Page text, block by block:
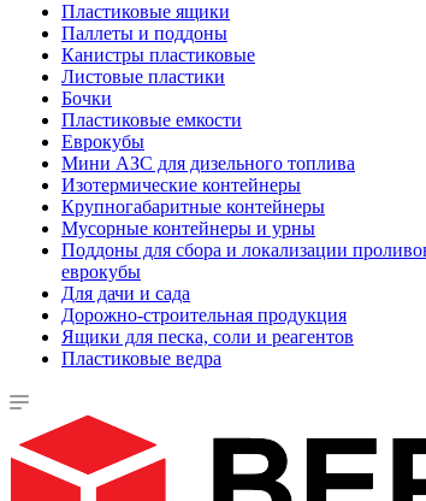
Пластиковые ящики
Паллеты и поддоны
Канистры пластиковые
Листовые пластики
Бочки
Пластиковые емкости
Еврокубы
Мини АЗС для дизельного топлива
Изотермические контейнеры
Крупногабаритные контейнеры
Мусорные контейнеры и урны
Поддоны для сбора и локализации
еврокубы
Для дачи и сада
Дорожно-строительная продукция
Ящики для песка, соли и реагентов
Пластиковые ведра